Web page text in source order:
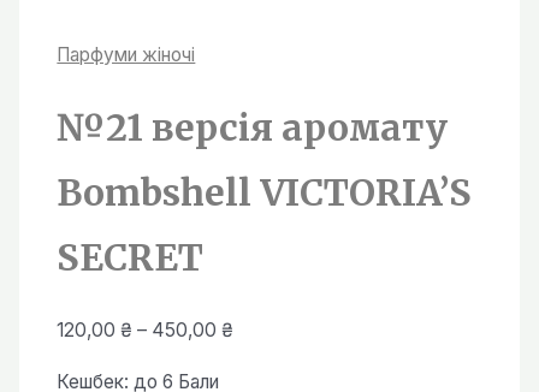
Парфуми жiночi
№21 версія аромату
Bombshell VICTORIA’S
SECRET
120,00₴ – 450,00₴
Кешбек: до 6 Бали